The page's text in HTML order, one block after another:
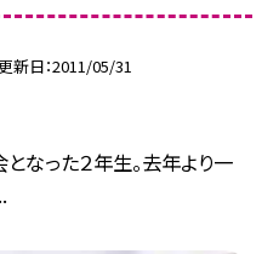
新日 2011/05/31
なった２年生。去年より一